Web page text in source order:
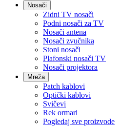
Nosači
Zidni TV nosači
Podni nosači za TV
Nosači antena
Nosači zvučnika
Stoni nosači
Plafonski nosači TV
Nosači projektora
Mreža
Patch kablovi
Optički kablovi
Svičevi
Rek ormari
Pogledaj sve proizvode